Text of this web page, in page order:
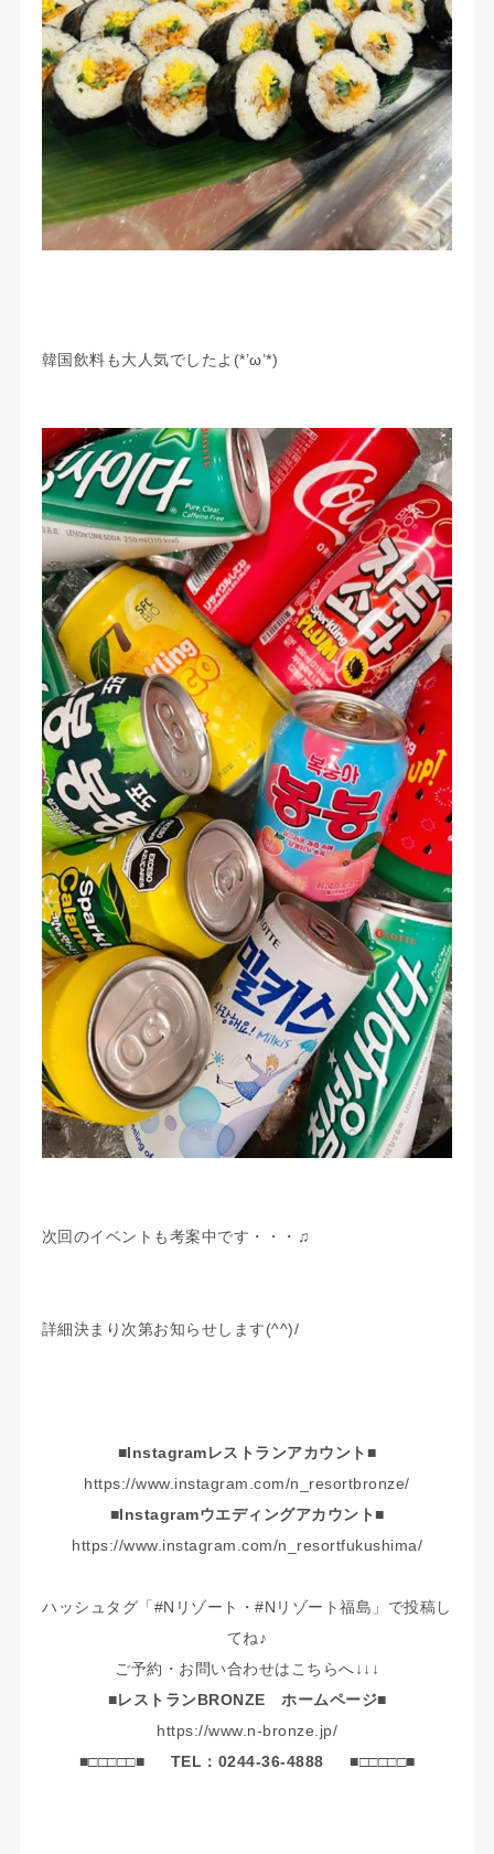
韓国飲料も大人気でしたよ(*’ω’*)
次回のイベントも考案中です・・・♫
詳細決まり次第お知らせします(^^)/
■Instagramレストランアカウント■
https://www.instagram.com/n_resortbronze/
■Instagramウエディングアカウント■
https://www.instagram.com/n_resortfukushima/
ハッシュタグ「#Nリゾート・#Nリゾート福島」で投稿し
てね♪
ご予約・お問い合わせはこちらへ↓↓↓
■レストランBRONZE ホームページ■
https://www.n-bronze.jp/
■□□□□□■ TEL：0244-36-4888 ■□□□□□■